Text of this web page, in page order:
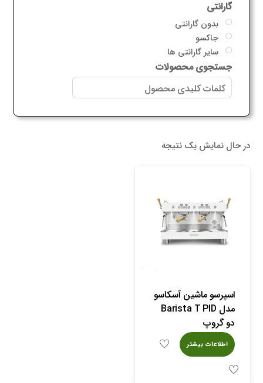
گارانتی
بدون گارانتی
جاکسو
سایر گارانتی ها
جستجوی محصولات
در حال نمایش یک نتیجه
اسپرسو ماشین آسکاسو
مدل Barista T PID
دو گروپ
اطلاعات بیشتر